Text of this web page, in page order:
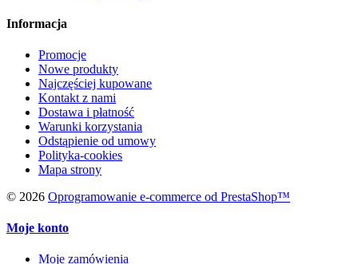
Informacja
Promocje
Nowe produkty
Najczęściej kupowane
Kontakt z nami
Dostawa i płatność
Warunki korzystania
Odstąpienie od umowy
Polityka-cookies
Mapa strony
© 2026 Oprogramowanie e-commerce od PrestaShop™
Moje konto
Moje zamówienia